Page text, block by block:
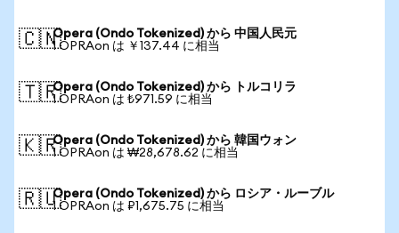
🇨🇳Opera (Ondo Tokenized) から 中国人民元
1 OPRAon は ￥137.44 に相当
🇹🇷Opera (Ondo Tokenized) から トルコリラ
1 OPRAon は ₺971.59 に相当
🇰🇷Opera (Ondo Tokenized) から 韓国ウォン
1 OPRAon は ₩28,678.62 に相当
🇷🇺Opera (Ondo Tokenized) から ロシア・ルーブル
1 OPRAon は ₽1,675.75 に相当